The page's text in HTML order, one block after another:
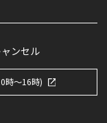
ンセル
時～16時)